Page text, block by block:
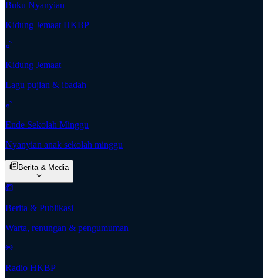
Buku Nyanyian
Kidung Jemaat HKBP
Kidung Jemaat
Lagu pujian & ibadah
Ende Sekolah Minggu
Nyanyian anak sekolah minggu
Berita & Media
Berita & Publikasi
Warta, renungan & pengumuman
Radio HKBP